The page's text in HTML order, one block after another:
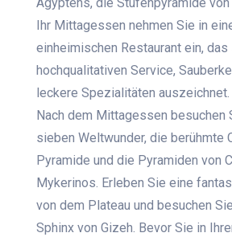
Ägyptens, die Stufenpyramide von
Ihr Mittagessen nehmen Sie in
einheimischen Restaurant ein, das
hochqualitativen Service,
leckere Spezialitäten auszeichnet.
Nach dem Mittagessen besuchen
sieben Weltwunder, die berühmte
Pyramide und die Pyramiden von
Mykerinos. Erleben Sie eine
von dem Plateau und besuchen
Sphinx von Gizeh. Bevor Sie in